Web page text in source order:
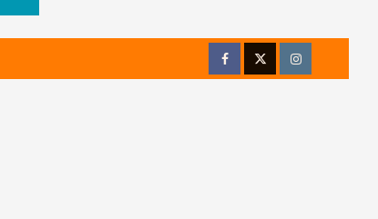
FacebookTwitterInstagram